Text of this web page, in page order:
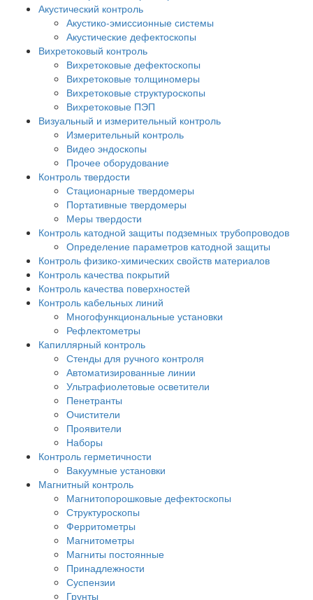
Акустический контроль
Акустико-эмиссионные системы
Акустические дефектоскопы
Вихретоковый контроль
Вихретоковые дефектоскопы
Вихретоковые толщиномеры
Вихретоковые структуроскопы
Вихретоковые ПЭП
Визуальный и измерительный контроль
Измерительный контроль
Видео эндоскопы
Прочее оборудование
Контроль твердости
Стационарные твердомеры
Портативные твердомеры
Меры твердости
Контроль катодной защиты подземных трубопроводов
Определение параметров катодной защиты
Контроль физико-химических свойств материалов
Контроль качества покрытий
Контроль качества поверхностей
Контроль кабельных линий
Многофункциональные установки
Рефлектометры
Капиллярный контроль
Стенды для ручного контроля
Автоматизированные линии
Ультрафиолетовые осветители
Пенетранты
Очистители
Проявители
Наборы
Контроль герметичности
Вакуумные установки
Магнитный контроль
Магнитопорошковые дефектоскопы
Структуроскопы
Ферритометры
Магнитометры
Магниты постоянные
Принадлежности
Суспензии
Грунты